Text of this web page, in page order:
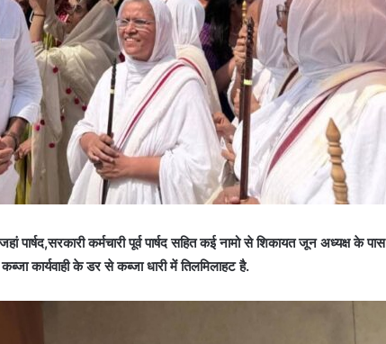
पार्षद,सरकारी कर्मचारी पूर्व पार्षद सहित कई नामो से शिकायत जून अध्यक्ष के पास
कार्यवाही के डर से कब्जा धारी में तिलमिलाहट है.